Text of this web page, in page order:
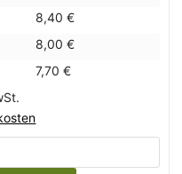
8,40 €
8,00 €
7,70 €